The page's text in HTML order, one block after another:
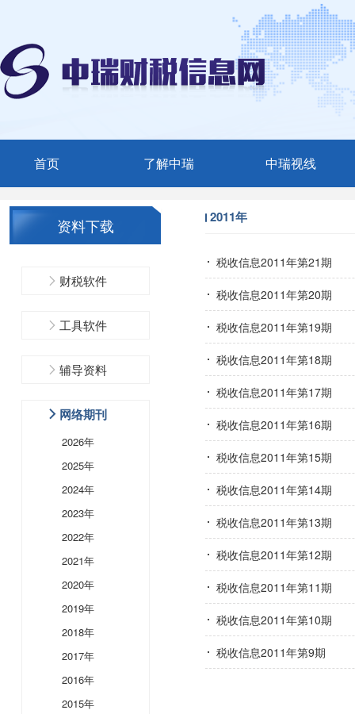
首页 了解中瑞
中瑞简介
中瑞视线
资料下载
财税软件
工具软件
辅导资料
网络期刊
2026年
2025年
2024年
2023年
2022年
2021年
2020年
2019年
2018年
2017年
2016年
2015年
2011年
税收信息2011年第21期
税收信息2011年第20期
税收信息2011年第19期
税收信息2011年第18期
税收信息2011年第17期
税收信息2011年第16期
税收信息2011年第15期
税收信息2011年第14期
税收信息2011年第13期
税收信息2011年第12期
税收信息2011年第11期
税收信息2011年第10期
税收信息2011年第9期